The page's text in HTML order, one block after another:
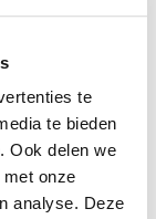
te
te bieden
Ook delen we
onze
analyse. Deze
die in de
diarree. Alle
filteren kunnen